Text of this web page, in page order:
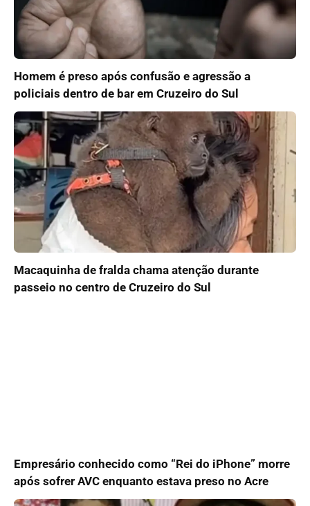
Homem é preso após confusão e agressão a
policiais dentro de bar em Cruzeiro do Sul
Macaquinha de fralda chama atenção durante
passeio no centro de Cruzeiro do Sul
Empresário conhecido como “Rei do iPhone” morre
após sofrer AVC enquanto estava preso no Acre